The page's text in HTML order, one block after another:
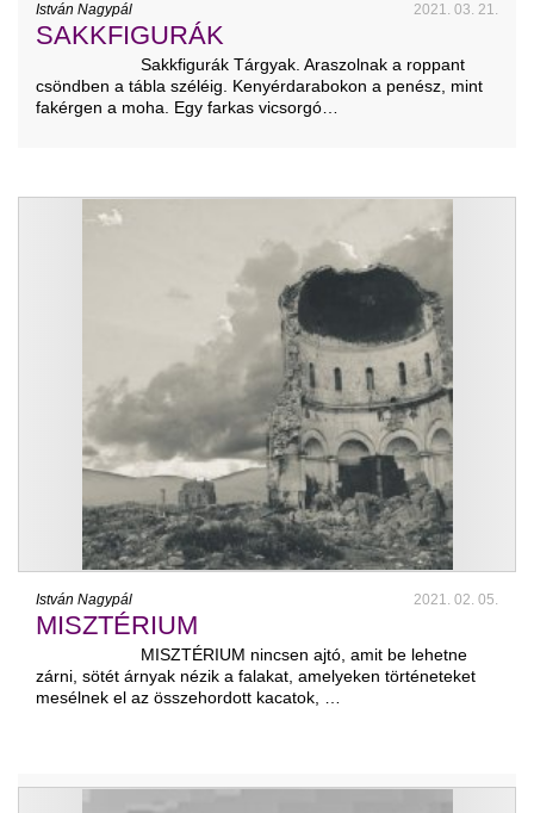
István Nagypál 2021. 03. 21.
SAKKFIGURÁK
Sakkfigurák Tárgyak. Araszolnak a roppant
csöndben a tábla széléig. Kenyérdarabokon a penész, mint
fakérgen a moha. Egy farkas vicsorgó…
István Nagypál 2021. 02. 05.
MISZTÉRIUM
MISZTÉRIUM nincsen ajtó, amit be lehetne
zárni, sötét árnyak nézik a falakat, amelyeken történeteket
mesélnek el az összehordott kacatok, …